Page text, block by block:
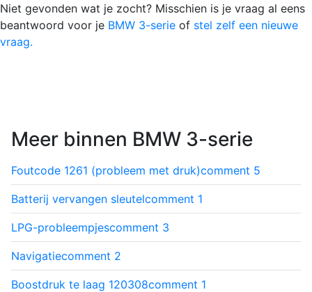
Niet gevonden wat je zocht? Misschien is je vraag al eens
beantwoord voor je BMW 3-serie of stel zelf een nieuwe
vraag.
Meer binnen BMW 3-serie
Foutcode 1261 (probleem met druk)comment 5
Batterij vervangen sleutelcomment 1
LPG-probleempjescomment 3
Navigatiecomment 2
Boostdruk te laag 120308comment 1